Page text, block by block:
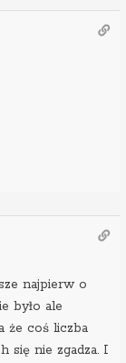
najpierw o
było ale
że coś liczba
się nie zgadza. I